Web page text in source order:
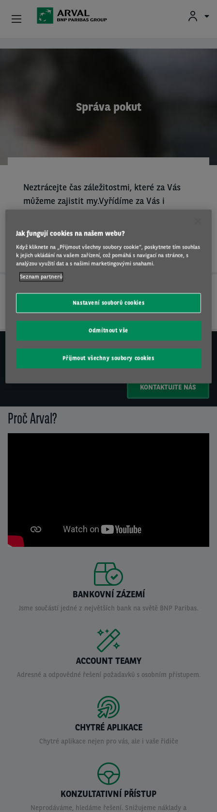
Správa pokut
Neztrácejte čas záležitostmi, které za Vás
můžeme zajistit my.Vyřídíme za Vás i
Vašim řidičům za spáchané dopravní
Zavolejte nám na
+420 261 109 011
KONTAKTUJTE NÁS
Proč Arval?
BANKOVNÍ ZÁZEMÍ
Jsme součástí jedné z největších bank na světě BNP Paribas.
ACCOUNT TEAMY
Adresné a odpovědné řešení požadavků s osobním přístupem.
CHYTRÉ APLIKACE
Chytré aplikace nejen pro vás, ale i vaše řidiče
KONZULTATIVNÍ PŘÍSTUP
Neprodáváme, hledáme řešení. Snižujeme náklady a
Nabídky
Informace Pro Řidiče
Jak fungují cookies na našem webu?
Když kliknete na „Přijmout všechny soubory cookie“, poskytnete tím souhlas
k jejich ukládání na vašem zařízení, což pomáhá s navigací na stránce, s
analýzou využití dat a s našimi marketingovými snahami.
Seznam partnerů
Nastavení souborů cookies
Odmítnout vše
Přijmout všechny soubory cookies